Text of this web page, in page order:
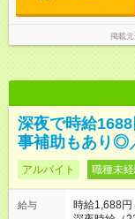
掲載
深夜で時給
事補助もあり◎
アルバイト 職種未
給与
時給1,688円